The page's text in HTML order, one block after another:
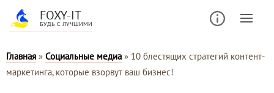
FOXY-IT
БУДЬ С ЛУЧШИМИ
Главная » Социальные медиа » 10 блестящих стратегий контент-
маркетинга, которые взорвут ваш бизнес!